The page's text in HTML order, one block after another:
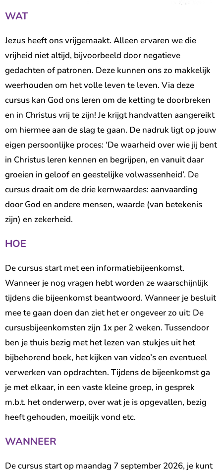
WAT
Jezus heeft ons vrijgemaakt. Alleen ervaren we die
vrijheid niet altijd, bijvoorbeeld door negatieve
gedachten of patronen. Deze kunnen ons zo makkelijk
weerhouden om het volle leven te leven. Via deze
cursus kan God ons leren om de ketting te doorbreken
en in Christus vrij te zijn! Je krijgt handvatten aangereikt
om hiermee aan de slag te gaan. De nadruk ligt op jouw
eigen persoonlijke proces: ‘De waarheid over wie jij bent
in Christus leren kennen en begrijpen, en vanuit daar
groeien in geloof en geestelijke volwassenheid’. De
cursus draait om de drie kernwaardes: aanvaarding
door God en andere mensen, waarde (van betekenis
zijn) en zekerheid.
HOE
De cursus start met een informatiebijeenkomst.
Wanneer je nog vragen hebt worden ze waarschijnlijk
tijdens die bijeenkomst beantwoord. Wanneer je besluit
mee te gaan doen dan ziet het er ongeveer zo uit: De
cursusbijeenkomsten zijn 1x per 2 weken. Tussendoor
ben je thuis bezig met het lezen van stukjes uit het
bijbehorend boek, het kijken van video’s en eventueel
verwerken van opdrachten. Tijdens de bijeenkomst ga
je met elkaar, in een vaste kleine groep, in gesprek
m.b.t. het onderwerp, over wat je is opgevallen, bezig
heeft gehouden, moeilijk vond etc.
WANNEER
De cursus start op maandag 7 september 2026, je kunt